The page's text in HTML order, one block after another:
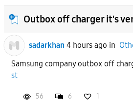
FILTER:
From
To
Outbox off charger it's
sadarkhan 4 hours ago in
Samsung company outbox off
st
56 6 1